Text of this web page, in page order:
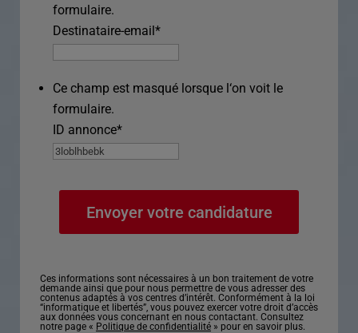
formulaire.
Destinataire-email*
Ce champ est masqué lorsque l‘on voit le
formulaire.
ID annonce*
Ces informations sont nécessaires à un bon traitement de votre
demande ainsi que pour nous permettre de vous adresser des
contenus adaptés à vos centres d’intérêt. Conformément à la loi
“informatique et libertés”, vous pouvez exercer votre droit d’accès
aux données vous concernant en nous contactant. Consultez
notre page « Politique de confidentialité » pour en savoir plus.